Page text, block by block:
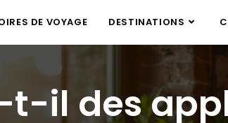
DE VOYAGE DESTINATIONS
t-il des